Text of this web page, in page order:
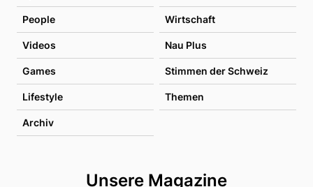
People Wirtschaft
Videos Nau Plus
Games Stimmen der Schweiz
Lifestyle Themen
Archiv
Unsere Magazine